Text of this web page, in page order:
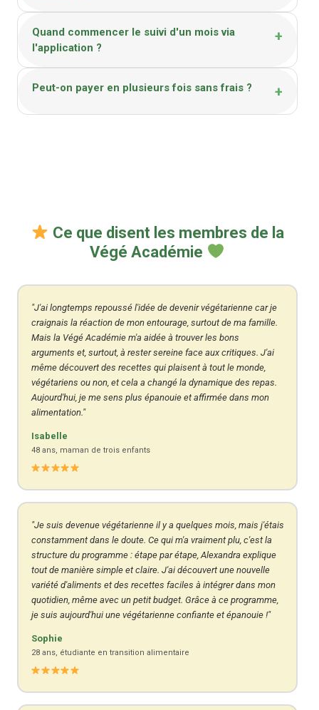
Quand commencer le suivi d'un mois via
l'application ?
+
Peut-on payer en plusieurs fois sans frais ? +
Ce que disent les membres de la
Végé Académie
"J'ai longtemps repoussé l'idée de devenir végétarienne car je
craignais la réaction de mon entourage, surtout de ma famille.
Mais la Végé Académie m'a aidée à trouver les bons
arguments et, surtout, à rester sereine face aux critiques. J'ai
même découvert des recettes qui plaisent à tout le monde,
végétariens ou non, et cela a changé la dynamique des repas.
Aujourd'hui, je me sens plus épanouie et affirmée dans mon
alimentation."
Isabelle
48 ans, maman de trois enfants
"Je suis devenue végétarienne il y a quelques mois, mais j'étais
constamment dans le doute. Ce qui m'a vraiment plu, c'est la
structure du programme : étape par étape, Alexandra explique
tout de manière simple et claire. J'ai découvert une nouvelle
variété d'aliments et des recettes faciles à intégrer dans mon
quotidien, même avec un petit budget. Grâce à ce programme,
je suis aujourd'hui une végétarienne confiante et épanouie !"
Sophie
28 ans, étudiante en transition alimentaire